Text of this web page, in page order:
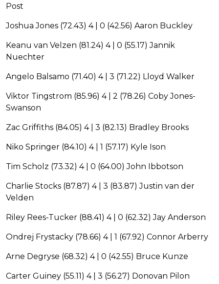
Post
Joshua Jones (72.43) 4 | 0 (42.56) Aaron Buckley
Keanu van Velzen (81.24) 4 | 0 (55.17) Jannik
Nuechter
Angelo Balsamo (71.40) 4 | 3 (71.22) Lloyd Walker
Viktor Tingstrom (85.96) 4 | 2 (78.26) Coby Jones-
Swanson
Zac Griffiths (84.05) 4 | 3 (82.13) Bradley Brooks
Niko Springer (84.10) 4 | 1 (57.17) Kyle Ison
Tim Scholz (73.32) 4 | 0 (64.00) John Ibbotson
Charlie Stocks (87.87) 4 | 3 (83.87) Justin van der
Velden
Riley Rees-Tucker (88.41) 4 | 0 (62.32) Jay Anderson
Ondrej Frystacky (78.66) 4 | 1 (67.92) Connor Arberry
Arne Degryse (68.32) 4 | 0 (42.55) Bruce Kunze
Carter Guiney (55.11) 4 | 3 (56.27) Donovan Pilon